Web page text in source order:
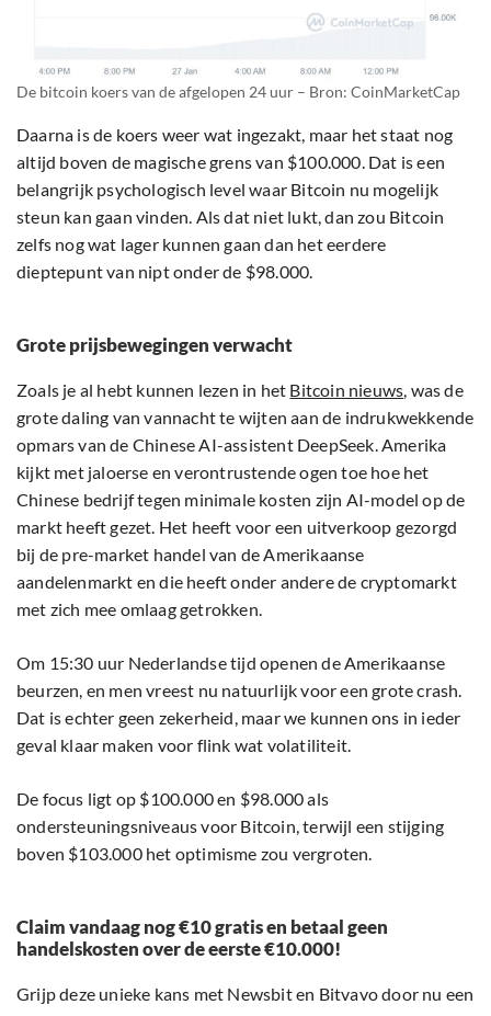
De bitcoin koers van de afgelopen 24 uur – Bron: CoinMarketCap
Daarna is de koers weer wat ingezakt, maar het staat nog
altijd boven de magische grens van $100.000. Dat is een
belangrijk psychologisch level waar Bitcoin nu mogelijk
steun kan gaan vinden. Als dat niet lukt, dan zou Bitcoin
zelfs nog wat lager kunnen gaan dan het eerdere
dieptepunt van nipt onder de $98.000.
Grote prijsbewegingen verwacht
Zoals je al hebt kunnen lezen in het Bitcoin nieuws, was de
grote daling van vannacht te wijten aan de indrukwekkende
opmars van de Chinese AI-assistent DeepSeek. Amerika
kijkt met jaloerse en verontrustende ogen toe hoe het
Chinese bedrijf tegen minimale kosten zijn AI-model op de
markt heeft gezet. Het heeft voor een uitverkoop gezorgd
bij de pre-market handel van de Amerikaanse
aandelenmarkt en die heeft onder andere de cryptomarkt
met zich mee omlaag getrokken.
Om 15:30 uur Nederlandse tijd openen de Amerikaanse
beurzen, en men vreest nu natuurlijk voor een grote crash.
Dat is echter geen zekerheid, maar we kunnen ons in ieder
geval klaar maken voor flink wat volatiliteit.
De focus ligt op $100.000 en $98.000 als
ondersteuningsniveaus voor Bitcoin, terwijl een stijging
boven $103.000 het optimisme zou vergroten.
Claim vandaag nog €10 gratis en betaal geen
handelskosten over de eerste €10.000!
Grijp deze unieke kans met Newsbit en Bitvavo door nu een